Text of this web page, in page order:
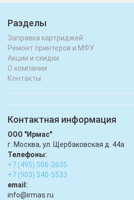
Разделы
Заправка картриджей
Ремонт принтеров и МФУ
Акции и скидки
О компании
Контакты
Контактная информация
ООО "Ирмас"
г. Москва, ул. Щербаковская д. 44а
Телефоны:
+7 (495) 506-2635
+7 (903) 540-5533
email:
infо@irmas.ru